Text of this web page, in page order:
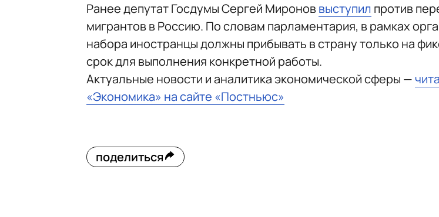
Ранее депутат Госдумы Сергей Миронов выступил против
мигрантов в Россию. По словам парламентария, в рамках
набора иностранцы должны прибывать в страну только на
срок для выполнения конкретной работы.
Актуальные новости и аналитика экономической сферы —
«Экономика» на сайте «Постньюс»
поделиться